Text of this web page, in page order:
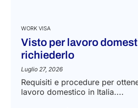
WORK VISA
Visto per lavoro
richiederlo
Luglio 27, 2026
Requisiti e procedure per
lavoro domestico in Italia....